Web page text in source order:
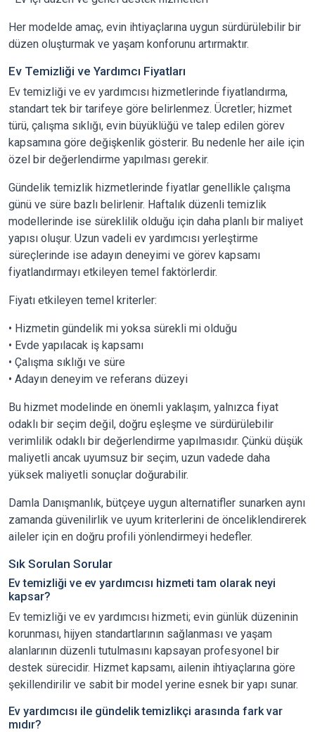
Her modelde amaç, evin ihtiyaçlarına uygun sürdürülebilir bir
düzen oluşturmak ve yaşam konforunu artırmaktır.
Ev Temizliği ve Yardımcı Fiyatları
Ev temizliği ve ev yardımcısı hizmetlerinde fiyatlandırma,
standart tek bir tarifeye göre belirlenmez. Ücretler; hizmet
türü, çalışma sıklığı, evin büyüklüğü ve talep edilen görev
kapsamına göre değişkenlik gösterir. Bu nedenle her aile için
özel bir değerlendirme yapılması gerekir.
Gündelik temizlik hizmetlerinde fiyatlar genellikle çalışma
günü ve süre bazlı belirlenir. Haftalık düzenli temizlik
modellerinde ise süreklilik olduğu için daha planlı bir maliyet
yapısı oluşur. Uzun vadeli ev yardımcısı yerleştirme
süreçlerinde ise adayın deneyimi ve görev kapsamı
fiyatlandırmayı etkileyen temel faktörlerdir.
Fiyatı etkileyen temel kriterler:
• Hizmetin gündelik mi yoksa sürekli mi olduğu
• Evde yapılacak iş kapsamı
• Çalışma sıklığı ve süre
• Adayın deneyim ve referans düzeyi
Bu hizmet modelinde en önemli yaklaşım, yalnızca fiyat
odaklı bir seçim değil, doğru eşleşme ve sürdürülebilir
verimlilik odaklı bir değerlendirme yapılmasıdır. Çünkü düşük
maliyetli ancak uyumsuz bir seçim, uzun vadede daha
yüksek maliyetli sonuçlar doğurabilir.
Damla Danışmanlık, bütçeye uygun alternatifler sunarken aynı
zamanda güvenilirlik ve uyum kriterlerini de önceliklendirerek
aileler için en doğru profili yönlendirmeyi hedefler.
Sık Sorulan Sorular
Ev temizliği ve ev yardımcısı hizmeti tam olarak neyi
kapsar?
Ev temizliği ve ev yardımcısı hizmeti; evin günlük düzeninin
korunması, hijyen standartlarının sağlanması ve yaşam
alanlarının düzenli tutulmasını kapsayan profesyonel bir
destek sürecidir. Hizmet kapsamı, ailenin ihtiyaçlarına göre
şekillendirilir ve sabit bir model yerine esnek bir yapı sunar.
Ev yardımcısı ile gündelik temizlikçi arasında fark var
mıdır?